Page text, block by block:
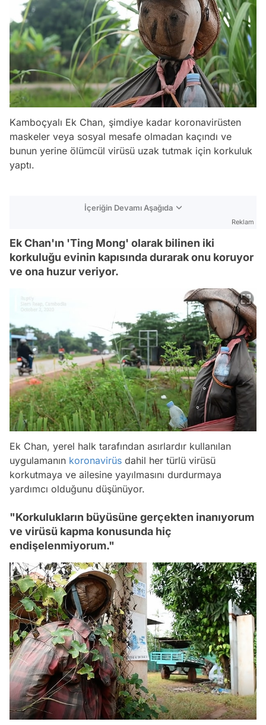
Kamboçyalı Ek Chan, şimdiye kadar koronavirüsten
maskeler veya sosyal mesafe olmadan kaçındı ve
bunun yerine ölümcül virüsü uzak tutmak için korkuluk
yaptı.
İçeriğin Devamı Aşağıda
Reklam
Ek Chan'ın 'Ting Mong' olarak bilinen iki
korkuluğu evinin kapısında durarak onu koruyor
ve ona huzur veriyor.
Ek Chan, yerel halk tarafından asırlardır kullanılan
uygulamanın koronavirüs dahil her türlü virüsü
korkutmaya ve ailesine yayılmasını durdurmaya
yardımcı olduğunu düşünüyor.
"Korkulukların büyüsüne gerçekten inanıyorum
ve virüsü kapma konusunda hiç
endişelenmiyorum."